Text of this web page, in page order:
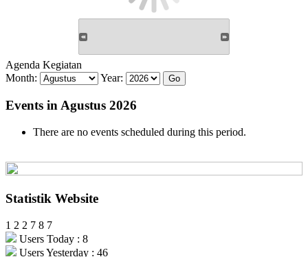
Agenda Kegiatan
Month:
Year:
Events in Agustus 2026
There are no events scheduled during this period.
Statistik Website
1 2 2 7 8 7
Users Today : 8
Users Yesterday : 46